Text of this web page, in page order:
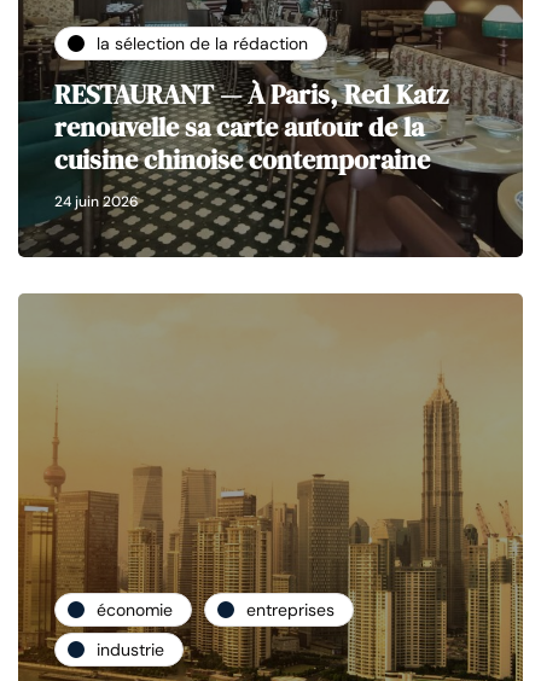
la sélection de la rédaction
RESTAURANT — À Paris, Red Katz
renouvelle sa carte autour de la
cuisine chinoise contemporaine
24 juin 2026
économie
entreprises
industrie